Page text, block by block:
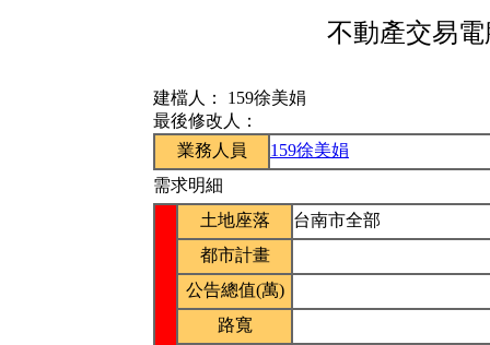
不動產交易
建檔人： 159徐美娟
最後修改人：
業務人員
159徐美娟
需求明細
土地座落
台南市全部
都市計畫
公告總值(萬)
路寬